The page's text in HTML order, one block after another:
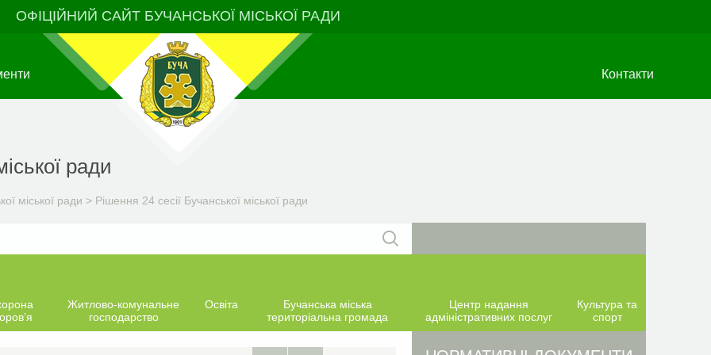
ОФІЦІЙНИЙ САЙТ БУЧАНСЬКОЇ МІСЬКОЇ РАДИ
Контакти
ради
міської ради > Рішення 24 сесії Бучанської міської ради
Житлово-комунальне
господарство
Освіта
Бучанська міська
територіальна громада
Центр надання
адміністративних послуг
Культура та
спорт